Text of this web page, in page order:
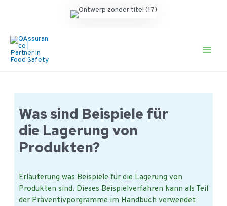
naar
Was sind Beispiele für
die Lagerung von
Produkten?
Erläuterung was Beispiele für die Lagerung von
Produkten sind. Dieses Beispielverfahren kann als Teil
der Präventivporgramme im Handbuch verwendet